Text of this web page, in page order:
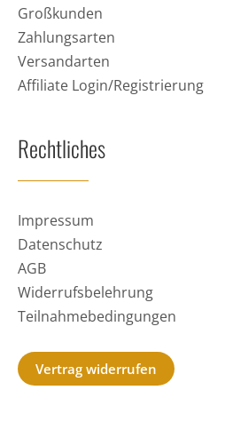
Großkunden
Zahlungsarten
Versandarten
Affiliate Login/Registrierung
Rechtliches
Impressum
Datenschutz
AGB
Widerrufsbelehrung
Teilnahmebedingungen
Vertrag widerrufen